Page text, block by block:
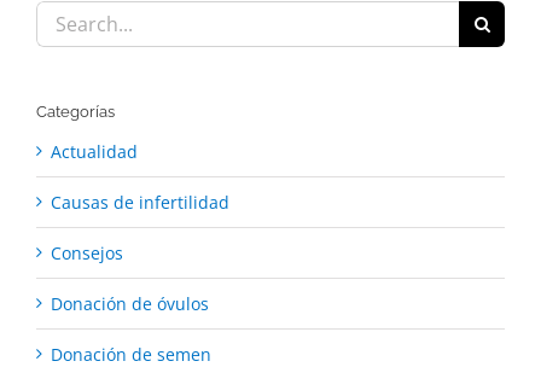
Search
for:
Categorías
Actualidad
Causas de infertilidad
Consejos
Donación de óvulos
Donación de semen